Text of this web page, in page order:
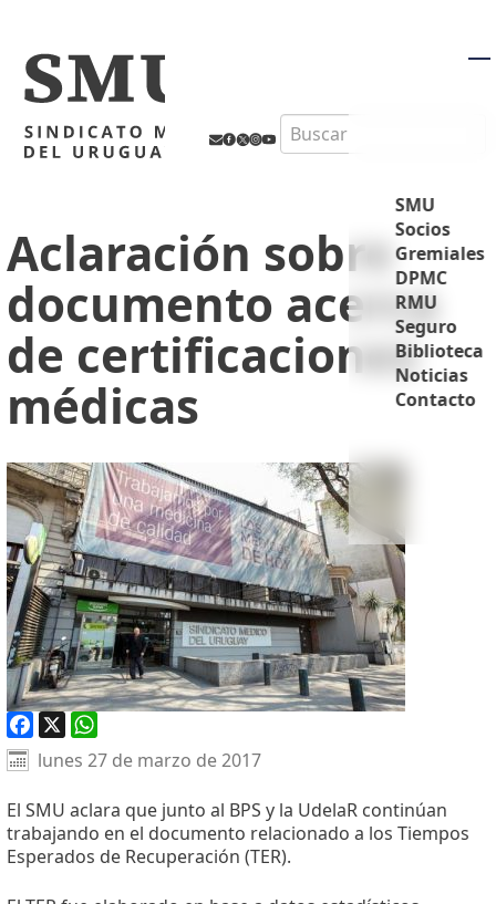
Search
SMU
Socios
Gremiales
DPMC
RMU
Seguro
Biblioteca
Noticias
Contacto
Aclaración sobre
documento acerca
de certificaciones
médicas
Facebook
X WhatsApp
lunes 27 de marzo de 2017
El SMU aclara que junto al BPS y la UdelaR continúan
trabajando en el documento relacionado a los Tiempos
Esperados de Recuperación (TER).